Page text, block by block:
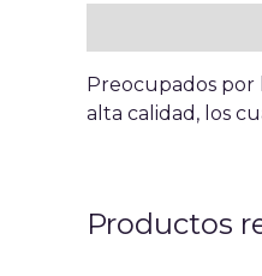
Preocupados por
alta calidad, los
Productos